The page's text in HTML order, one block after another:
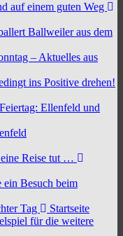
auf einem guten Weg
Ballweiler aus dem
– Aktuelles aus
ins Positive drehen!
Ellenfeld und
Reise tut …
ein Besuch beim
Tag
Startseite
für die weitere